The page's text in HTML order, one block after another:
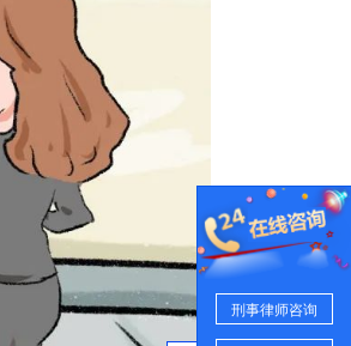
刑事律师咨询